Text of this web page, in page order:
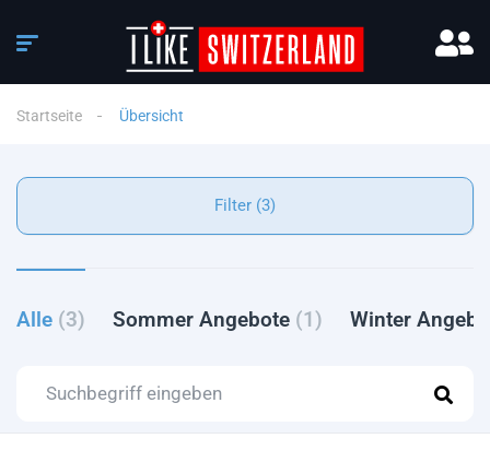
Startseite Übersicht
Filter (3)
Alle (3) Sommer Angebote (1) Winter